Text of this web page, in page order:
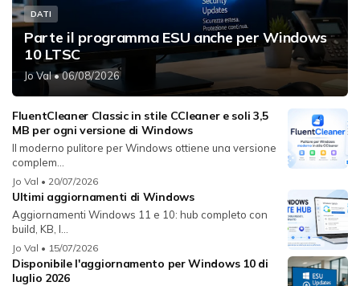
DATI
Parte il programma ESU anche per Windows
10 LTSC
Jo Val• 06/08/2026
FluentCleaner Classic in stile CCleaner e soli 3,5
MB per ogni versione di Windows
Il moderno pulitore per Windows ottiene una versione
complem...
Jo Val • 20/07/2026
Ultimi aggiornamenti di Windows
Aggiornamenti Windows 11 e 10: hub completo con
build, KB, l...
Jo Val • 15/07/2026
Disponibile l'aggiornamento per Windows 10 di
luglio 2026